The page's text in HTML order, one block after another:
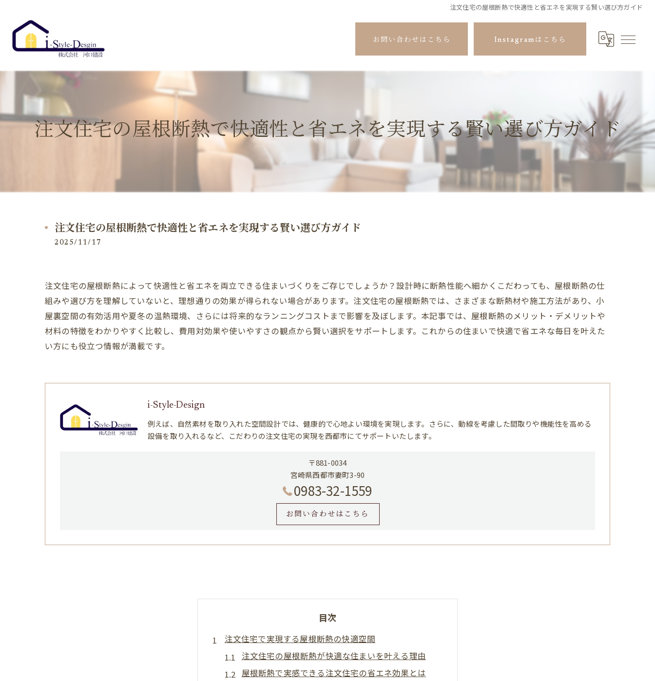
注文住宅の屋根断熱で快適性と省エネを実現する賢い選び方ガイド
お問い合わせはこちら Instagramはこちら
注文住宅の屋根断熱で快適性と省エネを実現する賢い選び方ガイド
注文住宅の屋根断熱で快適性と省エネを実現する賢い選び方ガイド
2025/11/17
注文住宅の屋根断熱によって快適性と省エネを両立できる住まいづくりをご存じでしょうか？設計時に断熱性能へ細かくこだわっても、屋根断熱の仕
組みや選び方を理解していないと、理想通りの効果が得られない場合があります。注文住宅の屋根断熱では、さまざまな断熱材や施工方法があり、小
屋裏空間の有効活用や夏冬の温熱環境、さらには将来的なランニングコストまで影響を及ぼします。本記事では、屋根断熱のメリット・デメリットや
材料の特徴をわかりやすく比較し、費用対効果や使いやすさの観点から賢い選択をサポートします。これからの住まいで快適で省エネな毎日を叶えた
い方にも役立つ情報が満載です。
i-Style-Design
例えば、自然素材を取り入れた空間設計では、健康的で心地よい環境を実現します。さらに、動線を考慮した間取りや機能性を高める
設備を取り入れるなど、こだわりの注文住宅の実現を西都市にてサポートいたします。
〒881-0034
宮崎県西都市妻町3-90
0983-32-1559
お問い合わせはこちら
目次
注文住宅で実現する屋根断熱の快適空間
注文住宅の屋根断熱が快適な住まいを叶える理由
屋根断熱で実感できる注文住宅の省エネ効果とは